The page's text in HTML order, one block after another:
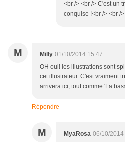
<br /> <br /> C'est un
conquise !<br /> <br /
M Milly 01/10/2014 15:47
OH oui! les illustrations sont
cet illustrateur. C'est vraiment
arrivera ici, tout comme 'La
Répondre
M MyaRosa 06/10/2014